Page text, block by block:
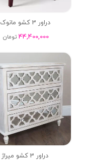
دراور 3 کشو مانوک
44,400,000 تومان
دراور 3 کشو میراژ